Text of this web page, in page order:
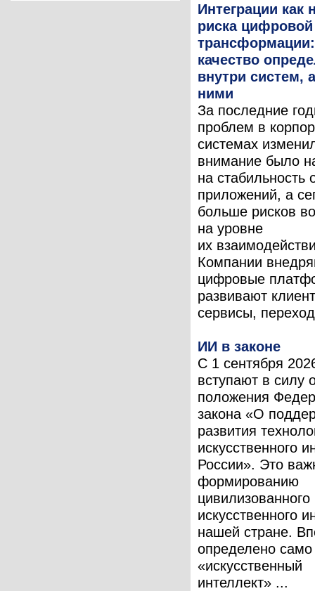
Интеграции как
риска цифровой
качество
внутри систем,
ними
За последние
проблем в
системах
внимание было
на стабильность
приложений, а
больше рисков
на уровне
их
Компании
цифровые
развивают
сервисы,
ИИ в законе
С 1 сентября
вступают в силу
положения
закона «О
развития
искусственного
России». Это
формированию
искусственного
нашей стране.
определено само
«искусственный
интеллект» ...